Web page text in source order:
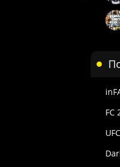
Активации (П3, П1) —
будет в игре.
На все товары
до 22:00 МСК. Пишите
FC